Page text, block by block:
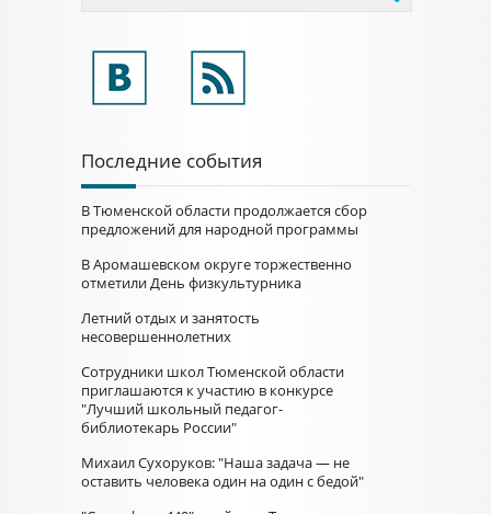
Последние события
В Тюменской области продолжается сбор
предложений для народной программы
В Аромашевском округе торжественно
отметили День физкультурника
Летний отдых и занятость
несовершеннолетних
Сотрудники школ Тюменской области
приглашаются к участию в конкурсе
"Лучший школьный педагог-
библиотекарь России"
Михаил Сухоруков: "Наша задача — не
оставить человека один на один с бедой"